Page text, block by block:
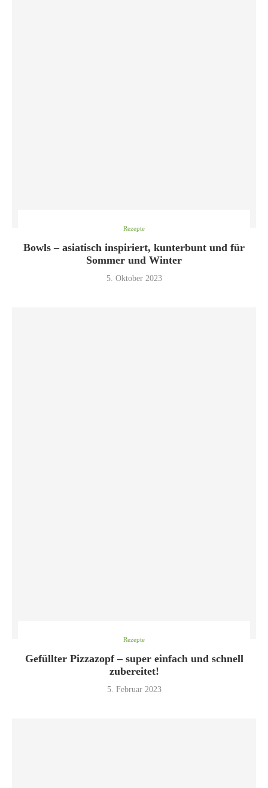
Rezepte
Bowls – asiatisch inspiriert, kunterbunt und für
Sommer und Winter
5. Oktober 2023
Rezepte
Gefüllter Pizzazopf – super einfach und schnell
zubereitet!
5. Februar 2023